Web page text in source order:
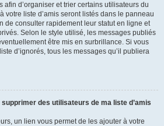
afin d’organiser et trier certains utilisateurs du
votre liste d’amis seront listés dans le panneau
de consulter rapidement leur statut en ligne et
Selon le style utilisé, les messages publiés
être mis en surbrillance. Si vous
d’ignorés, tous les messages qu’il publiera
des utilisateurs de ma liste d’amis
un lien vous permet de les ajouter à votre